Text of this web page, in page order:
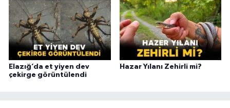
Elazığ’da et yiyen dev
çekirge görüntülendi
Hazar Yılanı Zehirli mi?